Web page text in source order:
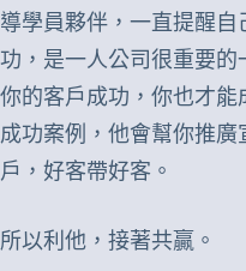
導學員夥伴，一直提醒
功，是一人公司很重要的
你的客戶成功，你也才能
成功案例，他會幫你推廣
戶，好客帶好客。
所以利他，接著共贏。